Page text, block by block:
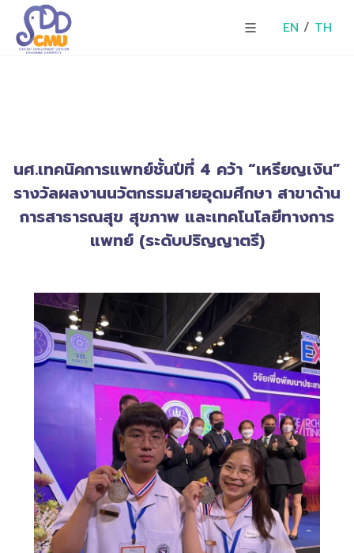
EN / TH
นศ.เทคนิคการแพทย์ชั้นปีที่ 4 คว้า “เหรียญเงิน”
รางวัลผลงานนวัตกรรมสายอุดมศึกษา สาขาด้าน
การสาธารณสุข สุขภาพ และเทคโนโลยีทางการ
แพทย์ (ระดับปริญญาตรี)